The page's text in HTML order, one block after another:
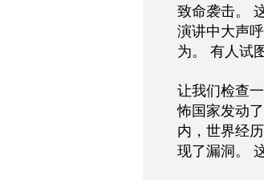
致命袭击。
演讲中大声
为。 有人试
让我们检查
怖国家发动
内，世界经
现了漏洞。